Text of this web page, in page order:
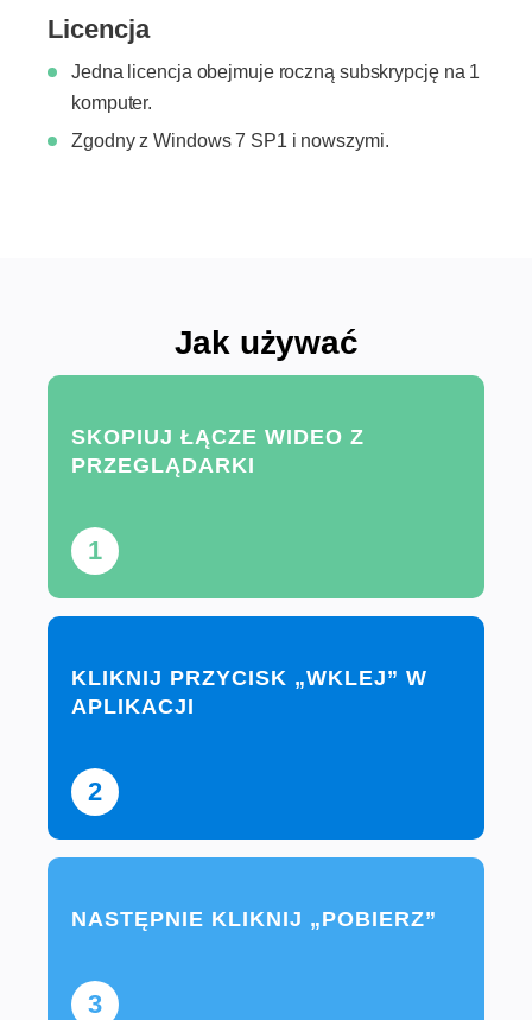
Licencja
Jedna licencja obejmuje roczną subskrypcję na 1
komputer.
Zgodny z Windows 7 SP1 i nowszymi.
Jak używać
1
SKOPIUJ ŁĄCZE WIDEO Z
PRZEGLĄDARKI
2
KLIKNIJ PRZYCISK „WKLEJ” W
APLIKACJI
3
NASTĘPNIE KLIKNIJ „POBIERZ”